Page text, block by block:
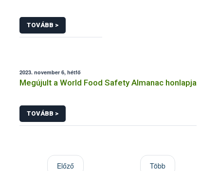
TOVÁBB >
2023. november 6, hétfő
Megújult a World Food Safety Almanac honlapja
TOVÁBB >
Előző Több